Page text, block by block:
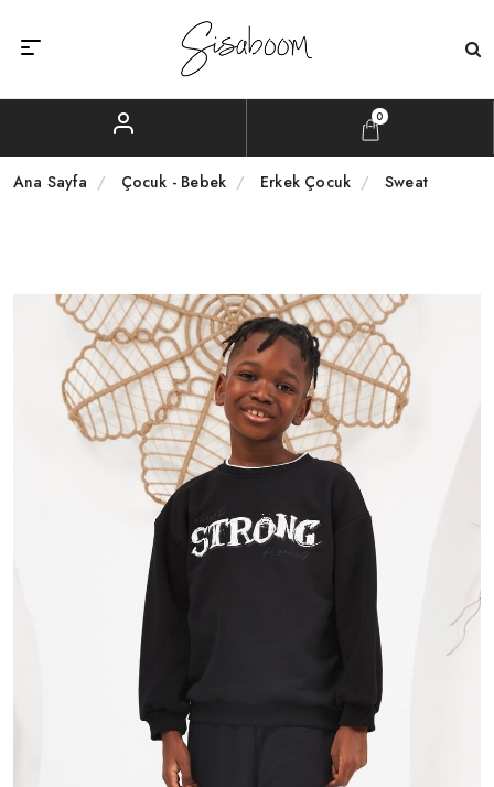
0
Ana Sayfa Çocuk - Bebek Erkek Çocuk Sweat